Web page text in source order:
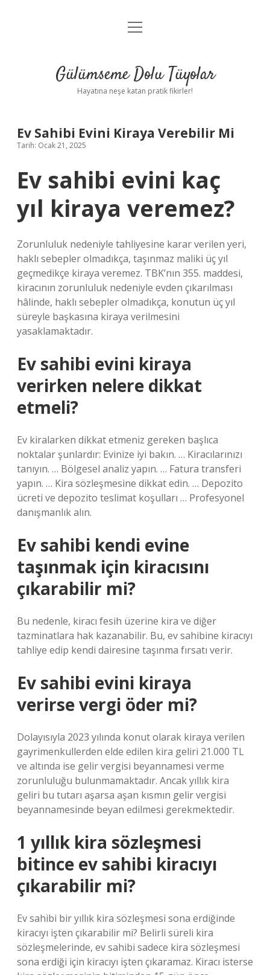
Anasayfa
Yasal Uyarı
menüyü
Gülümseme Dolu Tüyolar
Hayatına neşe katan pratik fikirler!
Ev Sahibi Evini Kiraya Verebilir Mi
Tarih: Ocak 21, 2025
Ev sahibi evini kaç
yıl kiraya veremez?
Zorunluluk nedeniyle tahliyesine karar verilen yeri,
haklı sebepler olmadıkça, taşınmaz maliki üç yıl
geçmedikçe kiraya veremez. TBK’nın 355. maddesi,
kiracının zorunluluk nedeniyle evden çıkarılması
hâlinde, haklı sebepler olmadıkça, konutun üç yıl
süreyle başkasına kiraya verilmesini
yasaklamaktadır.
Ev sahibi evini kiraya
verirken nelere dikkat
etmeli?
Ev kiralarken dikkat etmeniz gereken başlıca
noktalar şunlardır: Evinize iyi bakın. … Kiracılarınızı
tanıyın. … Bölgesel analiz yapın. … Fatura transferi
yapın. … Kira sözleşmesine dikkat edin. … Depozito
ücreti ve depozito teslimat koşulları … Profesyonel
danışmanlık alın.
Ev sahibi kendi evine
taşınmak için kiracısını
çıkarabilir mi?
Bu nedenle, kiracı fesih üzerine kira ve diğer
tazminatlara hak kazanabilir. Bu, ev sahibine kiracıyı
tahliye edip kendi dairesine taşınma fırsatı verir.
Ev sahibi evini kiraya
verirse vergi öder mi?
Dolayısıyla 2023 yılında konut olarak kiraya verilen
gayrimenkullerden elde edilen kira geliri 21.000 TL
ve altında ise gelir vergisi beyannamesi verme
zorunluluğu bulunmamaktadır. Ancak yıllık kira
geliri bu tutarı aşarsa aşan kısmın gelir vergisi
beyannamesinde beyan edilmesi gerekmektedir.
1 yıllık kira sözleşmesi
bitince ev sahibi kiracıyı
çıkarabilir mi?
Ev sahibi bir yıllık kira sözleşmesi sona erdiğinde
kiracıyı işten çıkarabilir mi? Belirli süreli kira
sözleşmelerinde, ev sahibi sadece kira sözleşmesi
sona erdiği için kiracıyı işten çıkaramaz. Kiracı isterse